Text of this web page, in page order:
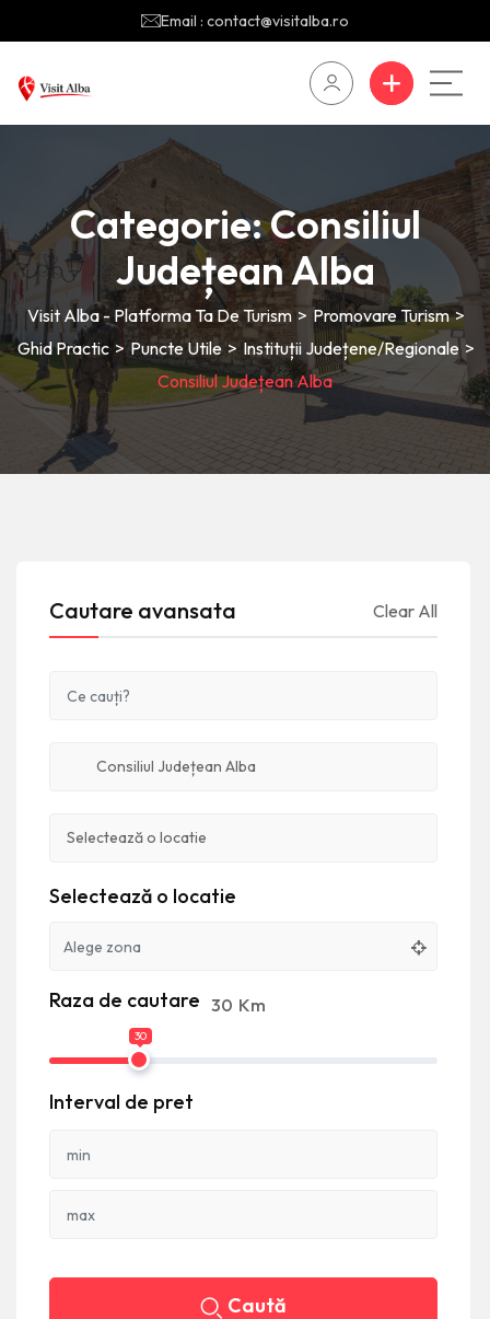
Email : contact@visitalba.ro
Categorie:Consiliul
Județean Alba
Visit Alba - Platforma Ta De Turism > Promovare Turism>
Ghid Practic > Puncte Utile> Instituții Județene/regionale >
Consiliul Județean Alba
Cautare avansata Clear All
Selectează o locatie
Raza de cautare 30 Km
30
Interval de pret
Caută